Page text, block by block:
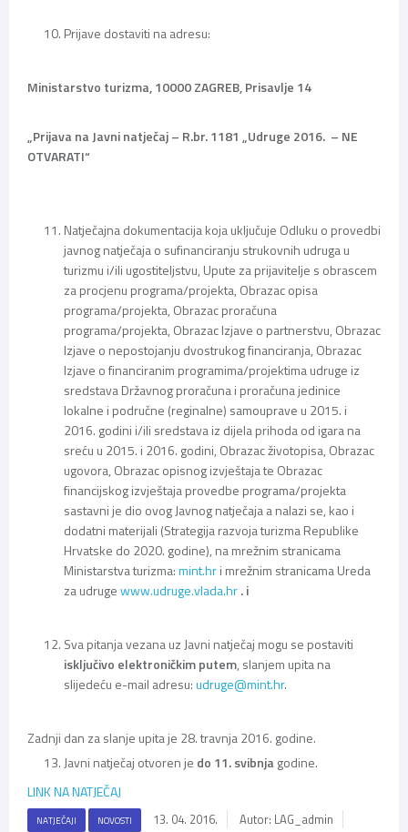
Prijave dostaviti na adresu:
Ministarstvo turizma, 10000 ZAGREB, Prisavlje 14
„Prijava na Javni natječaj – R.br. 1181 „Udruge 2016. – NE
OTVARATI“
Natječajna dokumentacija koja uključuje Odluku o provedbi
javnog natječaja o sufinanciranju strukovnih udruga u
turizmu i/ili ugostiteljstvu, Upute za prijavitelje s obrascem
za procjenu programa/projekta, Obrazac opisa
programa/projekta, Obrazac proračuna
programa/projekta, Obrazac Izjave o partnerstvu, Obrazac
Izjave o nepostojanju dvostrukog financiranja, Obrazac
Izjave o financiranim programima/projektima udruge iz
sredstava Državnog proračuna i proračuna jedinice
lokalne i područne (reginalne) samouprave u 2015. i
2016. godini i/ili sredstava iz dijela prihoda od igara na
sreću u 2015. i 2016. godini, Obrazac životopisa, Obrazac
ugovora, Obrazac opisnog izvještaja te Obrazac
financijskog izvještaja provedbe programa/projekta
sastavni je dio ovog Javnog natječaja a nalazi se, kao i
dodatni materijali (Strategija razvoja turizma Republike
Hrvatske do 2020. godine), na mrežnim stranicama
Ministarstva turizma:mint.hri mrežnim stranicama Ureda
za udrugewww.udruge.vlada.hr. i
Sva pitanja vezana uz Javni natječaj mogu se postaviti
isključivo elektroničkim putem, slanjem upita na
slijedeću e-mail adresu:udruge@mint.hr.
Zadnji dan za slanje upita je 28. travnja 2016. godine.
Javni natječaj otvoren je do 11. svibnja godine.
LINK NA NATJEČAJ
NATJEČAJI NOVOSTI 13. 04. 2016. Autor: LAG_admin